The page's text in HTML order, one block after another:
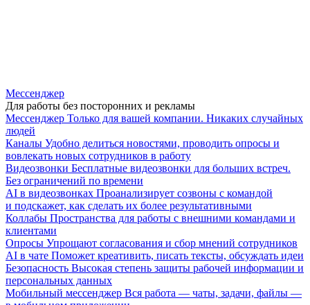
Мессенджер
Для работы без посторонних и рекламы
Мессенджер Только для вашей компании. Никаких случайных
людей
Каналы Удобно делиться новостями, проводить опросы и
вовлекать новых сотрудников в работу
Видеозвонки Бесплатные видеозвонки для больших встреч.
Без ограничений по времени
AI в видеозвонках Проанализирует созвоны с командой
и подскажет, как сделать их более результативными
Коллабы Пространства для работы с внешними командами и
клиентами
Опросы Упрощают согласования и сбор мнений сотрудников
AI в чате Поможет креативить, писать тексты, обсуждать идеи
Безопасность Высокая степень защиты рабочей информации и
персональных данных
Мобильный мессенджер Вся работа — чаты, задачи, файлы —